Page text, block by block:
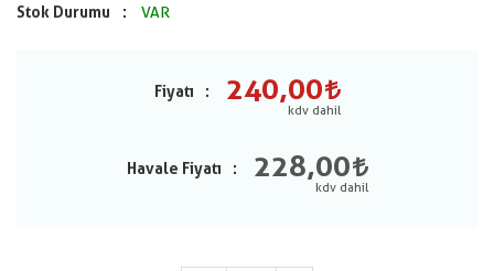
Stok Durumu
VAR
Fiyatı 240,00
Havale Fiyatı 228,00